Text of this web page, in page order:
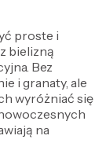
proste i
bielizną
Bez
i granaty, ale
wyróżniać się
na